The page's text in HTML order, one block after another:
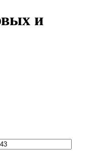
и